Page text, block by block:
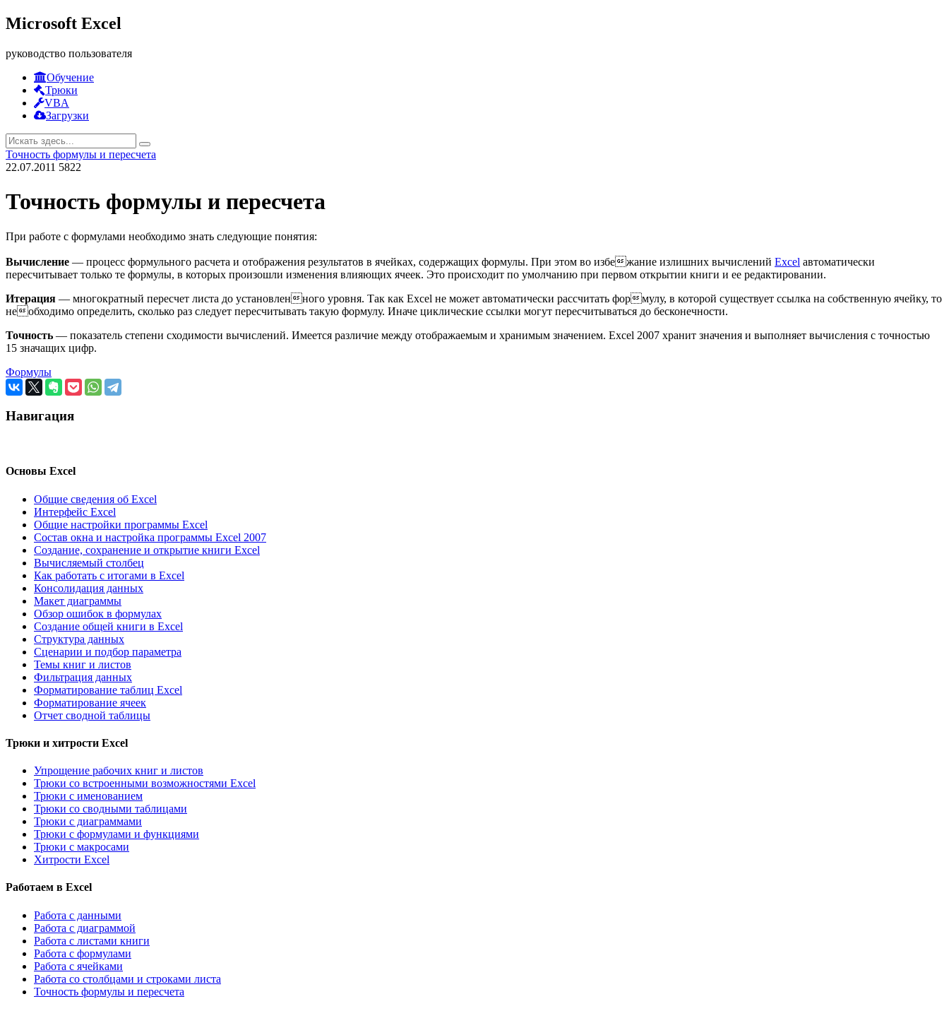
Microsoft Excel
руководство пользователя
Обучение
Трюки
VBA
Загрузки
Точность формулы и пересчета
22.07.2011 5822
Точность формулы и пересчета
При работе с формулами необходимо знать следующие понятия:
Вычисление — процесс формульного расчета и отображения результатов в ячейках, содержащих формулы. При этом во избежание излишних вычислений Excel автоматически
пересчитывает только те формулы, в которых произошли изменения влияющих ячеек. Это происходит по умолчанию при первом открытии книги и ее редактировании.
Итерация — многократный пересчет листа до установленного уровня. Так как Excel не может автоматически рассчитать формулу, в которой существует ссылка на собственную ячейку, то
необходимо определить, сколько раз следует пересчитывать такую формулу. Иначе циклические ссылки могут пересчитываться до бесконечности.
Точность — показатель степени сходимости вычислений. Имеется различие между отображаемым и хранимым значением. Excel 2007 хранит значения и выполняет вычисления с точностью
15 значащих цифр.
Формулы
Навигация
Основы Excel
Общие сведения об Excel
Интерфейс Excel
Общие настройки программы Excel
Состав окна и настройка программы Excel 2007
Создание, сохранение и открытие книги Excel
Вычисляемый столбец
Как работать с итогами в Excel
Консолидация данных
Макет диаграммы
Обзор ошибок в формулах
Создание общей книги в Excel
Структура данных
Сценарии и подбор параметра
Темы книг и листов
Фильтрация данных
Форматирование таблиц Excel
Форматирование ячеек
Отчет сводной таблицы
Трюки и хитрости Excel
Упрощение рабочих книг и листов
Трюки со встроенными возможностями Excel
Трюки с именованием
Трюки со сводными таблицами
Трюки с диаграммами
Трюки с формулами и функциями
Трюки с макросами
Хитрости Excel
Работаем в Excel
Работа с данными
Работа с диаграммой
Работа с листами книги
Работа с формулами
Работа с ячейками
Работа со столбцами и строками листа
Точность формулы и пересчета